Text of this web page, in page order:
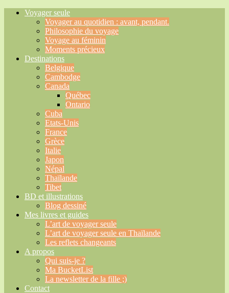
Voyager seule
Voyager au quotidien : avant, pendant.
Philosophie du voyage
Voyage au féminin
Moments précieux
Destinations
Belgique
Cambodge
Canada
Québec
Ontario
Cuba
Etats-Unis
France
Grèce
Italie
Japon
Népal
Thaïlande
Tibet
BD et illustrations
Blog dessiné
Mes livres et guides
L’art de voyager seule
L’art de voyager seule en Thaïlande
Les reflets changeants
A propos
Qui suis-je ?
Ma BucketList
La newsletter de la fille ;)
Contact